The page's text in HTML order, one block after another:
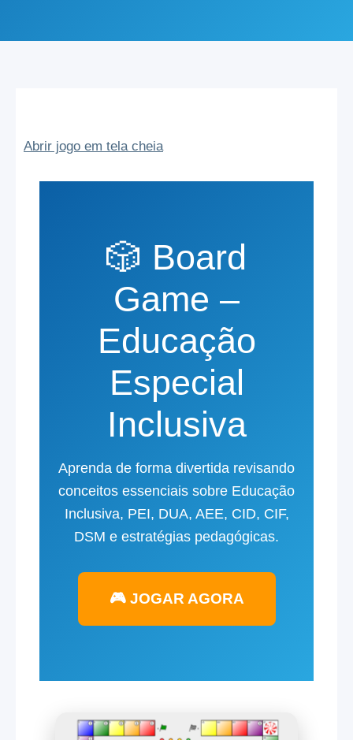
Abrir jogo em tela cheia
🎲 Board
Game –
Educação
Especial
Inclusiva
Aprenda de forma divertida revisando
conceitos essenciais sobre Educação
Inclusiva, PEI, DUA, AEE, CID, CIF,
DSM e estratégias pedagógicas.
🎮 JOGAR AGORA